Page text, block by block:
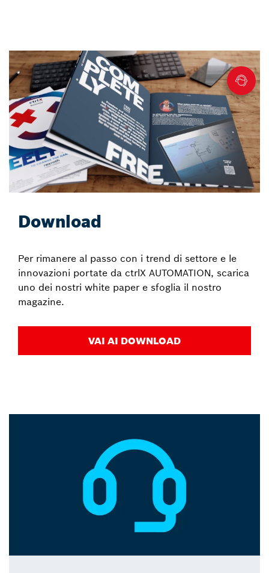
Download
Per rimanere al passo con i trend di settore e le
innovazioni portate da ctrlX AUTOMATION, scarica
uno dei nostri white paper e sfoglia il nostro
magazine.
VAI AI DOWNLOAD